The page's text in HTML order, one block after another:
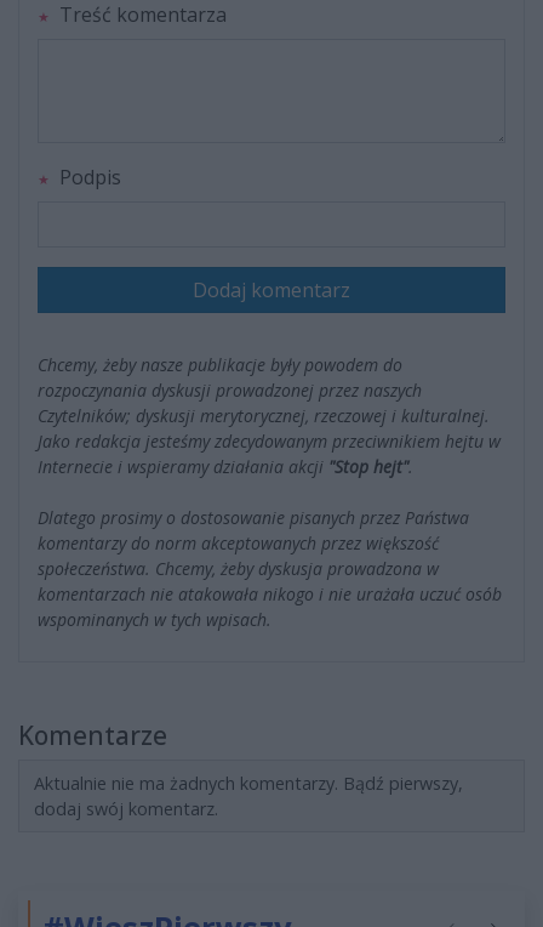
Treść komentarza
Podpis
Dodaj komentarz
Chcemy, żeby nasze publikacje były powodem do
rozpoczynania dyskusji prowadzonej przez naszych
Czytelników; dyskusji merytorycznej, rzeczowej i kulturalnej.
Jako redakcja jesteśmy zdecydowanym przeciwnikiem hejtu w
Internecie i wspieramy działania akcji "Stop hejt".
Dlatego prosimy o dostosowanie pisanych przez Państwa
komentarzy do norm akceptowanych przez większość
społeczeństwa. Chcemy, żeby dyskusja prowadzona w
komentarzach nie atakowała nikogo i nie urażała uczuć osób
wspominanych w tych wpisach.
Komentarze
Aktualnie nie ma żadnych komentarzy. Bądź pierwszy,
dodaj swój komentarz.